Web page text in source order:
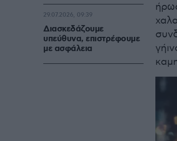
Διασκεδάζουμε
υπεύθυνα, επιστρέφουμε
με ασφάλεια
29.07.2026, 09:39